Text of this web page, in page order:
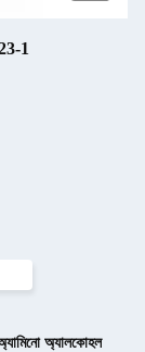
1
অ্যালকোহল